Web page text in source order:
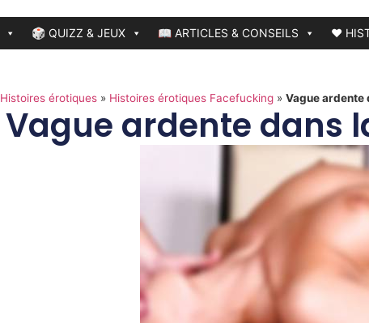
🎲 QUIZZ & JEUX 📖 ARTICLES & CONSEILS ❤️
Histoires érotiques » Histoires érotiques Facefucking » Vague ardente
Vague ardente dans